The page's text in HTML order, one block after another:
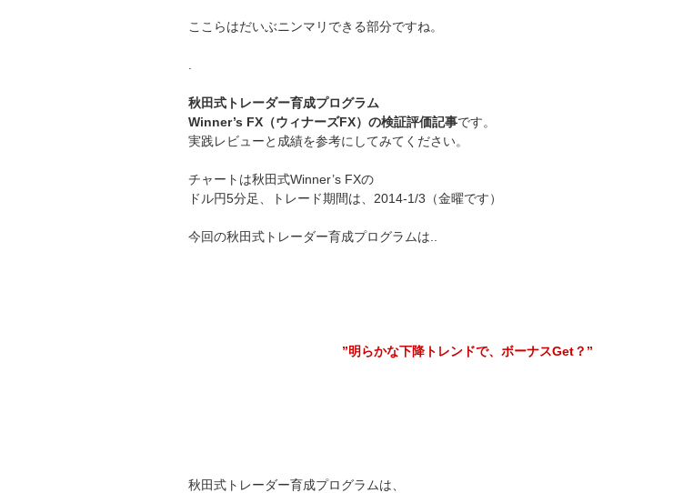
ここらはだいぶニンマリできる部分ですね。
秋田式トレーダー育成プログラム
Winner’s FX（ウィナーズFX）の検証評価記事です。
実践レビューと成績を参考にしてみてください。
チャートは秋田式Winner’s FXの
ドル円5分足、トレード期間は、2014-1/3（金曜です）
今回の秋田式トレーダー育成プログラムは..
”明らかな下降トレンドで、ボーナスGet？”
秋田式トレーダー育成プログラムは、